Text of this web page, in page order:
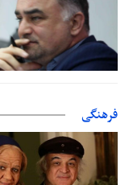
فرهنگی